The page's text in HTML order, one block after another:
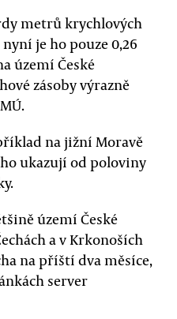
metrů krychlových
je ho pouze 0,26
území České
zásoby výrazně
na jižní Moravě
ukazují od poloviny
území České
a v Krkonoších
na příští dva měsíce,
server